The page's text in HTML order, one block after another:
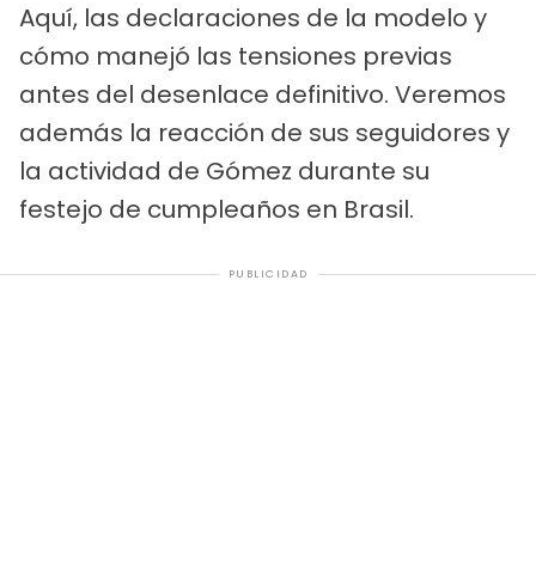
Aquí, las declaraciones de la modelo y
cómo manejó las tensiones previas
antes del desenlace definitivo. Veremos
además la reacción de sus seguidores y
la actividad de Gómez durante su
festejo de cumpleaños en Brasil.
PUBLICIDAD